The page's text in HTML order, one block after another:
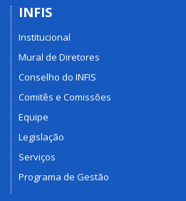
INFIS
Institucional
Mural de Diretores
Conselho do INFIS
Comitês e Comissões
Equipe
Legislação
Serviços
Programa de Gestão